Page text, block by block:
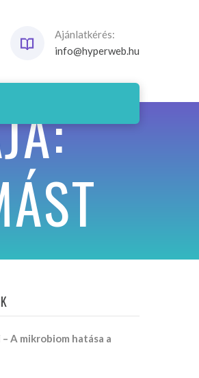
Ajánlatkérés:
info@hyperweb.hu
A mikrobiom hatása a